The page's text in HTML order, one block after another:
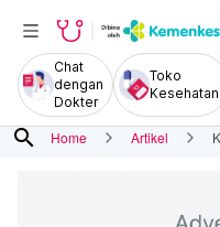
Chat
dengan
Dokter
Toko
Kesehatan
search Home Artikel